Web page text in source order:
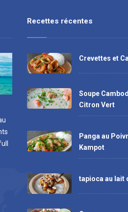
Recettes récentes
Crevettes et
Soupe
Citron Vert
Panga au
Kampot
tapioca au lait